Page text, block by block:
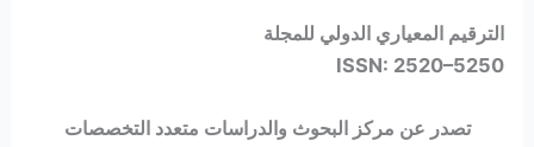
الترقيم المعياري الدولي للمجلة
ISSN: 2520–5250
تصدر عن مركز البحوث والدراسات متعدد التخصصات